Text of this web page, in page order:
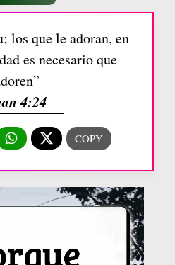
los que le adoran, en
es necesario que
4:24